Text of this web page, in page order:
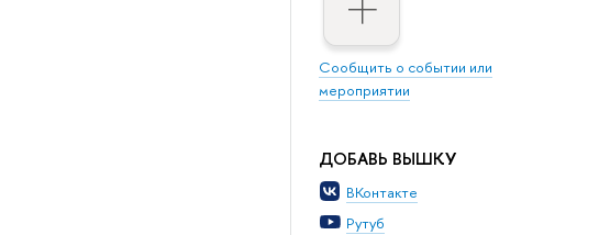
Сообщить о событии или
мероприятии
ДОБАВЬ ВЫШКУ
ВКонтакте
Рутуб